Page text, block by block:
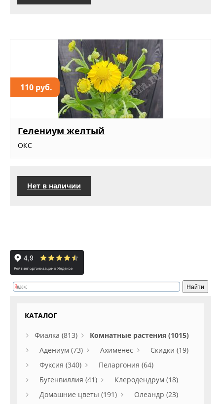
110 руб.
Гелениум желтый
ОКС
Нет в наличии
КАТАЛОГ
Фиалка (813)
Комнатные растения (1015)
Адениум (73)
Ахименес
Скидки (19)
Фуксия (340)
Пеларгония (64)
Бугенвиллия (41)
Клеродендрум (18)
Домашние цветы (191)
Олеандр (23)